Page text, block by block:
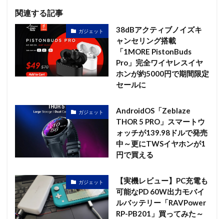
関連する記事
ガジェット
38dBアクティブノイズキ
ャンセリング搭載
「1MORE PistonBuds
Pro」完全ワイヤレスイヤ
ホンが約5000円で期間限定
セールに
ガジェット
AndroidOS「Zeblaze
THOR 5 PRO」スマートウ
ォッチが139.98ドルで発売
中～更にTWSイヤホンが1
円で買える
ガジェット
【実機レビュー】PC充電も
可能なPD 60W出力モバイ
ルバッテリー「RAVPower
RP-PB201」買ってみた～